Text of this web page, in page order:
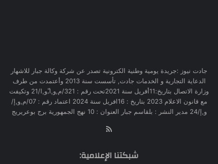
جادت نيوز :جريدة يومية وطنية الكترونية تصدر عن شركة وكالة جبار للاشهار
الدعاية التجارية و الخدمات جادت, تأسست سنة 2013 وأعتمدت من طرف
وزارة الاتصال بتاريخ:11أفريل سنة 2021تحت رقم : 321/م,و,ا,ّو,ا/21 وتكيفت
مع قانون الاعلام 2023 بتاريخ : 16افريل سنة 2024 اعتماد رقم : 07/م,و,إ/
و,إ/24 مدير النشر : بلقاسم جبار العنوان : 10 نهج الجمهورية برج بوعريريج
شبكتنا الإعلامية: